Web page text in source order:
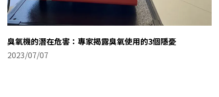
臭氧機的潛在危害：專家揭露臭氧使用的3個隱憂
2023/07/07